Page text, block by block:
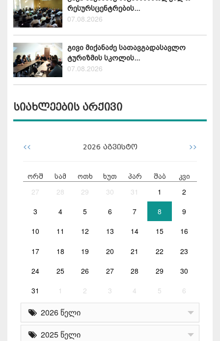
რესურსცენტრების...
07.08.2026
გივი მიქანაძე სათავგადასავლო
ტურიზმის სკოლის...
07.08.2026
სიახლეების არქივი
<< 2026 აგვისტო >>
ორშ სამ ოთხ ხუთ პარ შაბ კვი
27 28 29 30 31 1 2
3 4 5 6 7 8 9
10 11 12 13 14 15 16
17 18 19 20 21 22 23
24 25 26 27 28 29 30
31 1 2 3 4 5 6
2026 წელი
2025 წელი